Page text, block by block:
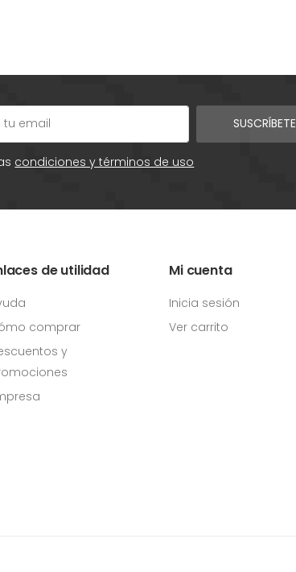
SUSCRÍBETE
condiciones y términos de uso
de utilidad
comprar
y
Mi cuenta
Inicia sesión
Ver carrito